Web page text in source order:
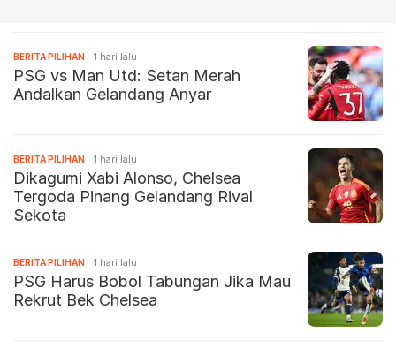
BERITA PILIHAN 1 hari lalu
PSG vs Man Utd: Setan Merah
Andalkan Gelandang Anyar
BERITA PILIHAN 1 hari lalu
Dikagumi Xabi Alonso, Chelsea
Tergoda Pinang Gelandang Rival
Sekota
BERITA PILIHAN 1 hari lalu
PSG Harus Bobol Tabungan Jika Mau
Rekrut Bek Chelsea